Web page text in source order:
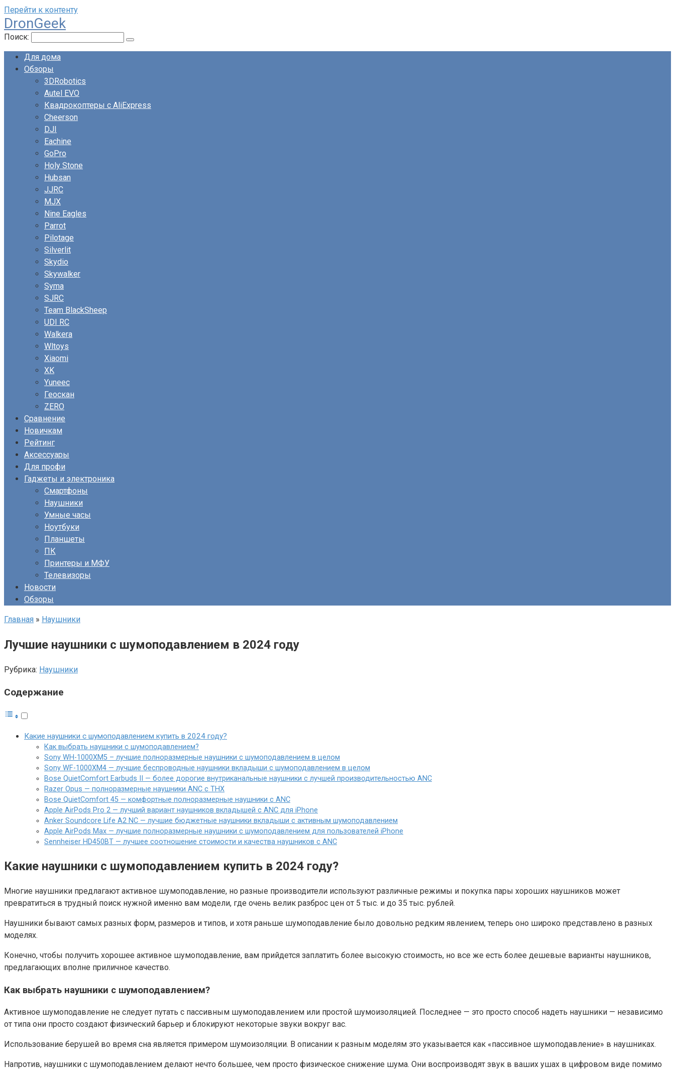
Перейти к контенту
DronGeek
Поиск:
Для дома
Обзоры
3DRobotics
Autel EVO
Квадрокоптеры с AliExpress
Cheerson
DJI
Eachine
GoPro
Holy Stone
Hubsan
JJRC
MJX
Nine Eagles
Parrot
Pilotage
Silverlit
Skydio
Skywalker
Syma
SJRC
Team BlackSheep
UDI RC
Walkera
Wltoys
Xiaomi
XK
Yuneec
Геоскан
ZERO
Сравнение
Новичкам
Рейтинг
Аксессуары
Для профи
Гаджеты и электроника
Смартфоны
Наушники
Умные часы
Ноутбуки
Планшеты
ПК
Принтеры и МФУ
Телевизоры
Новости
Обзоры
Главная » Наушники
Лучшие наушники с шумоподавлением в 2024 году
Рубрика: Наушники
Содержание
Какие наушники с шумоподавлением купить в 2024 году?
Как выбрать наушники с шумоподавлением?
Sony WH-1000XM5 – лучшие полноразмерные наушники с шумоподавлением в целом
Sony WF-1000XM4 — лучшие беспроводные наушники вкладыши с шумоподавлением в целом
Bose QuietComfort Earbuds II — более дорогие внутриканальные наушники с лучшей производительностью ANC
Razer Opus — полноразмерные наушники ANC с THX
Bose QuietComfort 45 — комфортные полноразмерные наушники с ANC
Apple AirPods Pro 2 — лучший вариант наушников вкладышей с ANC для iPhone
Anker Soundcore Life A2 NC — лучшие бюджетные наушники вкладыши с активным шумоподавлением
Apple AirPods Max — лучшие полноразмерные наушники с шумоподавлением для пользователей iPhone
Sennheiser HD450BT — лучшее соотношение стоимости и качества наушников с ANC
Какие наушники с шумоподавлением купить в 2024 году?
Многие наушники предлагают активное шумоподавление, но разные производители используют различные режимы и покупка пары хороших наушников может
превратиться в трудный поиск нужной именно вам модели, где очень велик разброс цен от 5 тыс. и до 35 тыс. рублей.
Наушники бывают самых разных форм, размеров и типов, и хотя раньше шумоподавление было довольно редким явлением, теперь оно широко представлено в разных
моделях.
Конечно, чтобы получить хорошее активное шумоподавление, вам прийдется заплатить более высокую стоимость, но все же есть более дешевые варианты наушников,
предлагающих вполне приличное качество.
Как выбрать наушники с шумоподавлением?
Активное шумоподавление не следует путать с пассивным шумоподавлением или простой шумоизоляцией. Последнее — это просто способ надеть наушники — независимо
от типа они просто создают физический барьер и блокируют некоторые звуки вокруг вас.
Использование берушей во время сна является примером шумоизоляции. В описании к разным моделям это указывается как «пассивное шумоподавление» в наушниках.
Напротив, наушники с шумоподавлением делают нечто большее, чем просто физическое снижение шума. Они воспроизводят звук в ваших ушах в цифровом виде помимо